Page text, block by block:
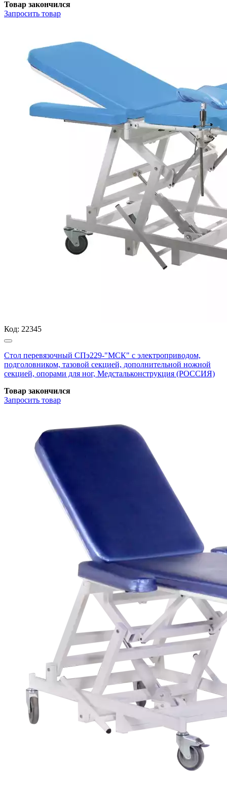
Товар закончился
Запросить товар
Код: 22345
Стол перевязочный СПэ229-"МСК" с электроприводом,
подголовником, тазовой секцией, дополнительной ножной
секцией, опорами для ног, Медстальконструкция (РОССИЯ)
Товар закончился
Запросить товар